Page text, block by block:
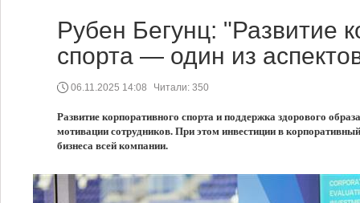
Рубен Бегунц: "Развитие
спорта — один из
06.11.2025 14:08 Читали: 350
Развитие корпоративного спорта и поддержка здорового
мотивации сотрудников. При этом инвестиции в
бизнеса всей компании.